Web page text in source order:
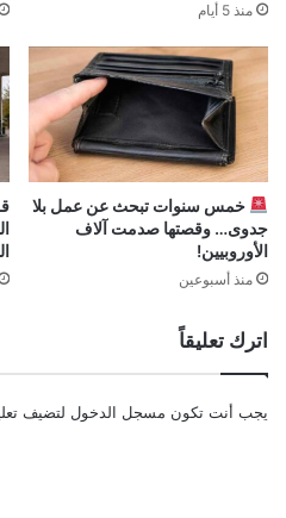
منذ 5 أيام
خمس سنوات تبحث عن عمل بلا
جدوى… وقصتها صدمت آلاف
الأوروبيين!
منذ أسبوعين
اترك تعليقاً
يجب أنت تكون مسجل الدخول لتضيف